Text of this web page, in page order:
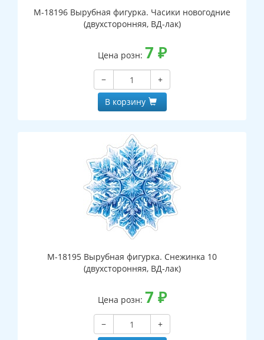
М-18196 Вырубная фигурка. Часики новогодние
(двухсторонняя, ВД-лак)
Цена розн: 7 ₽
−
+
В корзину
М-18195 Вырубная фигурка. Снежинка 10
(двухсторонняя, ВД-лак)
Цена розн: 7 ₽
−
+